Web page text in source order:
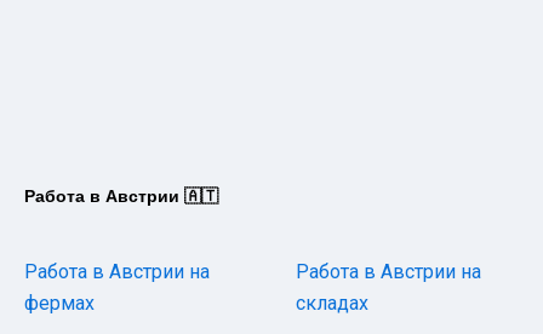
Работа в Австрии 🇦🇹
Работа в Австрии на
фермах
Работа в Австрии на
складах